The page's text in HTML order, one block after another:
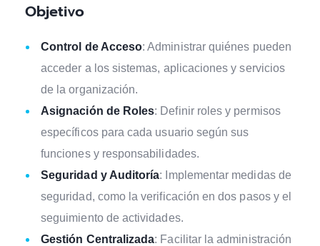
Objetivo
Control de Acceso: Administrar quiénes pueden
acceder a los sistemas, aplicaciones y servicios
de la organización.
Asignación de Roles: Definir roles y permisos
específicos para cada usuario según sus
funciones y responsabilidades.
Seguridad y Auditoría: Implementar medidas de
seguridad, como la verificación en dos pasos y el
seguimiento de actividades.
Gestión Centralizada: Facilitar la administración